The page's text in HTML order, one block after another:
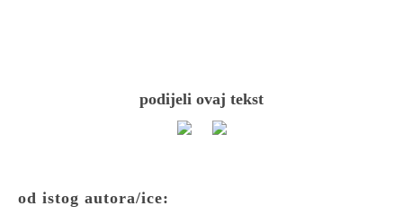
podijeli ovaj tekst
od istog autora/ice: